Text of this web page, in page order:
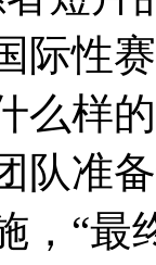
际性
么样
队准
，“最